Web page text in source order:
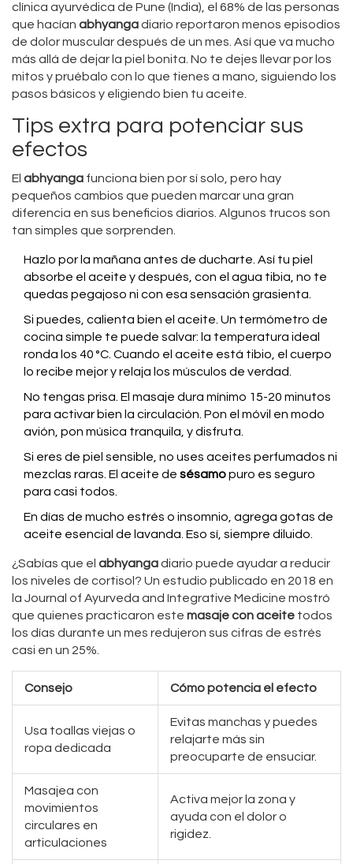
clínica ayurvédica de Pune (India), el 68% de las personas
que hacían abhyangadiario reportaron menos episodios
de dolor muscular después de un mes. Así que va mucho
más allá de dejar la piel bonita. No te dejes llevar por los
mitos y pruébalo con lo que tienes a mano, siguiendo los
pasos básicos y eligiendo bien tu aceite.
Tips extra para potenciar sus
efectos
El abhyanga funciona bien por sí solo, pero hay
pequeños cambios que pueden marcar una gran
diferencia en sus beneficios diarios. Algunos trucos son
tan simples que sorprenden.
Hazlo por la mañana antes de ducharte. Así tu piel
absorbe el aceite y después, con el agua tibia, no te
quedas pegajoso ni con esa sensación grasienta.
Si puedes, calienta bien el aceite. Un termómetro de
cocina simple te puede salvar: la temperatura ideal
ronda los 40 °C. Cuando el aceite está tibio, el cuerpo
lo recibe mejor y relaja los músculos de verdad.
No tengas prisa. El masaje dura mínimo 15-20 minutos
para activar bien la circulación. Pon el móvil en modo
avión, pon música tranquila, y disfruta.
Si eres de piel sensible, no uses aceites perfumados ni
mezclas raras. El aceite de sésamopuro es seguro
para casi todos.
En días de mucho estrés o insomnio, agrega gotas de
aceite esencial de lavanda. Eso sí, siempre diluido.
¿Sabías que el abhyangadiario puede ayudar a reducir
los niveles de cortisol? Un estudio publicado en 2018 en
la Journal of Ayurveda and Integrative Medicine mostró
que quienes practicaron este masaje con aceite todos
los días durante un mes redujeron sus cifras de estrés
casi en un 25%.
Consejo Cómo potencia el efecto
Usa toallas viejas o
ropa dedicada
Evitas manchas y puedes
relajarte más sin
preocuparte de ensuciar.
Masajea con
movimientos
circulares en
articulaciones
Activa mejor la zona y
ayuda con el dolor o
rigidez.